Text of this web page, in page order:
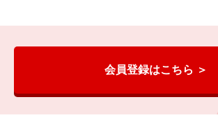
会員登録はこちら ＞